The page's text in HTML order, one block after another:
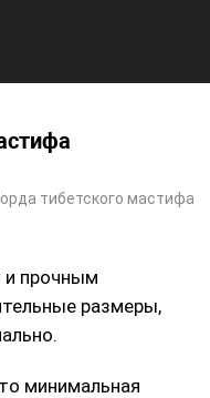
тибетского мастифа
и прочным
размеры,
минимальная